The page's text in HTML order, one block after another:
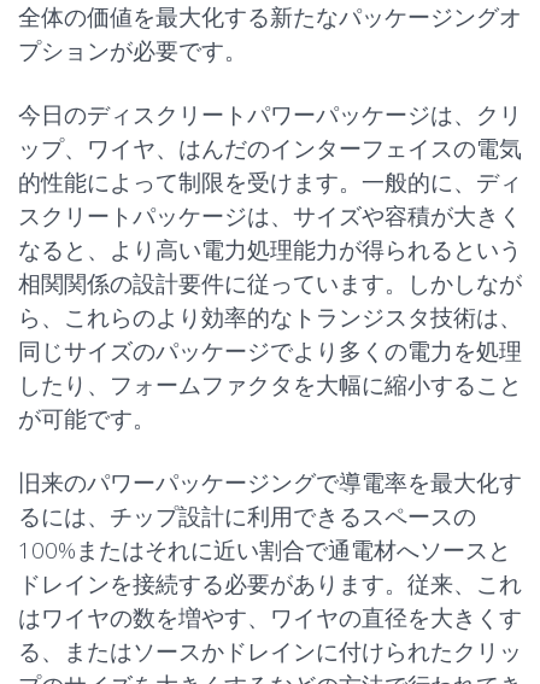
全体の価値を最大化する新たなパッケージングオ
プションが必要です。
今日のディスクリートパワーパッケージは、クリ
ップ、ワイヤ、はんだのインターフェイスの電気
的性能によって制限を受けます。一般的に、ディ
スクリートパッケージは、サイズや容積が大きく
なると、より高い電力処理能力が得られるという
相関関係の設計要件に従っています。しかしなが
ら、これらのより効率的なトランジスタ技術は、
同じサイズのパッケージでより多くの電力を処理
したり、フォームファクタを大幅に縮小すること
が可能です。
旧来のパワーパッケージングで導電率を最大化す
るには、チップ設計に利用できるスペースの
100%またはそれに近い割合で通電材へソースと
ドレインを接続する必要があります。従来、これ
はワイヤの数を増やす、ワイヤの直径を大きくす
る、またはソースかドレインに付けられたクリッ